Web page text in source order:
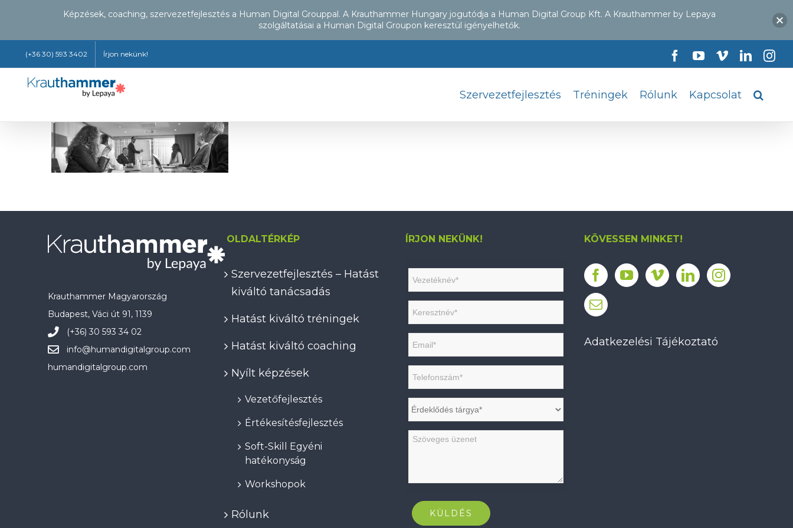
(+36 30) 593 3402 Írjon nekünk! Facebook
YouTube
Vimeo
Szervezetfejlesztés Tréningek Rólunk Kapcsolat
Krauthammer Magyarország
Budapest, Váci út 91, 1139
(+36) 30 593 34 02
info@humandigitalgroup.com
humandigitalgroup.com
OLDALTÉRKÉP
Szervezetfejlesztés – Hatást
kiváltó tanácsadás
Hatást kiváltó tréningek
Hatást kiváltó coaching
Nyílt képzések
Vezetőfejlesztés
Értékesítésfejlesztés
Soft-Skill Egyéni
hatékonyság
Workshopok
Rólunk
ÍRJON NEKÜNK! KÖVESSEN MINKET!
Adatkezelési Tájékoztató
Képzések, coaching, szervezetfejlesztés a Human Digital Grouppal. A Krauthammer Hungary jogutódja a Human Digital Group Kft. A Krauthammer by Lepaya
szolgáltatásai a Human Digital Groupon keresztül igényelhetők.